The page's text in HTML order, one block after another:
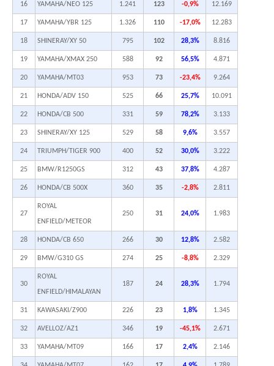
16 YAMAHA/NEO 125 1.241 123 -0,9% 12.169
17 YAMAHA/YBR 125 1.326 110 -17,0% 12.283
18 SHINERAY/XY 50 795 102 28,3% 8.816
19 YAMAHA/XMAX 250 588 92 56,5% 4.871
20 YAMAHA/MT03 953 73 -23,4% 9.264
21 HONDA/ADV 150 525 66 25,7% 10.091
22 HONDA/CB 500 331 59 78,2% 3.133
23 SHINERAY/XY 125 529 58 9,6% 3.557
24 TRIUMPH/TIGER 900 400 52 30,0% 3.222
25 BMW/R1250GS 312 43 37,8% 4.287
26 HONDA/CB 500X 360 35 -2,8% 2.811
27
ROYAL
ENFIELD/METEOR
250 31 24,0% 1.983
28 HONDA/CB 650 266 30 12,8% 2.582
29 BMW/G310 GS 274 25 -8,8% 2.329
30
ROYAL
ENFIELD/HIMALAYAN
187 24 28,3% 1.794
31 KAWASAKI/Z900 226 23 1,8% 1.345
32 AVELLOZ/AZ1 346 19 -45,1% 2.671
33 YAMAHA/MT09 166 17 2,4% 2.146